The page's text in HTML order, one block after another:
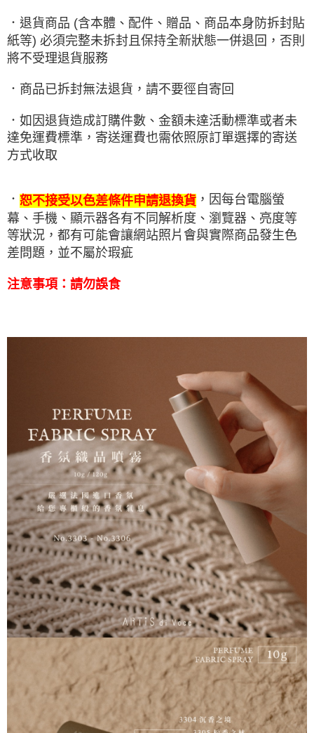
．退貨商品 (含本體、配件、贈品、商品本身防拆封貼
紙等) 必須完整未拆封且保持全新狀態一併退回，否則
將不受理退貨服務
．商品已拆封無法退貨，請不要徑自寄回
．如因退貨造成訂購件數、金額未達活動標準或者未
達免運費標準，寄送運費也需依照原訂單選擇的寄送
方式收取
． 恕不接受以色差條件申請退換貨 ，因每台電腦螢
幕、手機、顯示器各有不同解析度、瀏覽器、亮度等
等狀況，都有可能會讓網站照片會與實際商品發生色
差問題，並不屬於瑕疵
注意事項： 請勿誤食